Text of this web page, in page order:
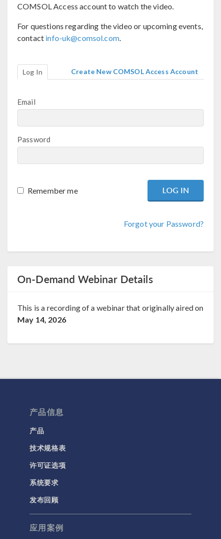
COMSOL Access account to watch the video.
For questions regarding the video or upcoming events,
contact info-uk@comsol.com.
Log In Create New COMSOL Access Account
Email
Password
Remember me
Forgot your Password?
On-Demand Webinar Details
This is a recording of a webinar that originally aired on
May 14, 2026
产品信息
产品
技术规格表
许可证选项
系统要求
发布回顾
应用案例